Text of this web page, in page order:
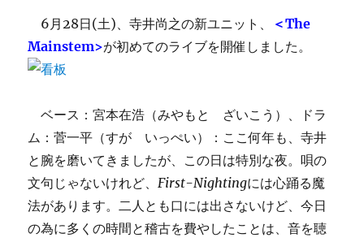
6月28日(土)、寺井尚之の新ユニット、
＜The
Mainstem>が初めてのライブを開催しました。
ベース：宮本在浩（みやもと ざいこう）、ドラ
ム：菅一平（すが いっぺい）：ここ何年も、寺井
と腕を磨いてきましたが、この日は特別な夜。唄の
文句じゃないけれど、First-Nightingには心踊る魔
法があります。二人とも口には出さないけど、今日
の為に多くの時間と稽古を費やしたことは、音を聴